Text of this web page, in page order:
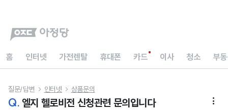
홈 인터넷 가전렌탈 휴대폰 카드 이사 청소 부
질문/답변  인터넷  상품문의
Q. 엘지 헬로비전 신청관련 문의입니다 